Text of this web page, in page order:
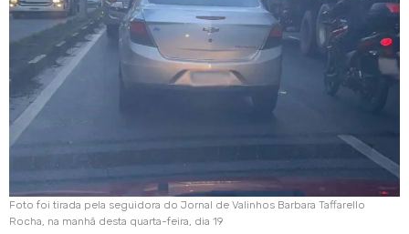
Foto foi tirada pela seguidora do Jornal de Valinhos Barbara Taffarello
Rocha, na manhã desta quarta-feira, dia 19